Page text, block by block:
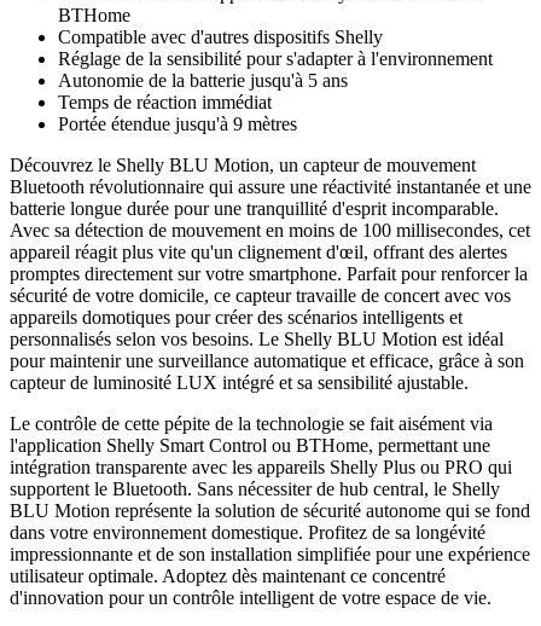
BTHome
Compatible avec d'autres dispositifs Shelly
Réglage de la sensibilité pour s'adapter à l'environnement
Autonomie de la batterie jusqu'à 5 ans
Temps de réaction immédiat
Portée étendue jusqu'à 9 mètres
Découvrez le Shelly BLU Motion, un capteur de mouvement
Bluetooth révolutionnaire qui assure une réactivité instantanée et une
batterie longue durée pour une tranquillité d'esprit incomparable.
Avec sa détection de mouvement en moins de 100 millisecondes, cet
appareil réagit plus vite qu'un clignement d'œil, offrant des alertes
promptes directement sur votre smartphone. Parfait pour renforcer la
sécurité de votre domicile, ce capteur travaille de concert avec vos
appareils domotiques pour créer des scénarios intelligents et
personnalisés selon vos besoins. Le Shelly BLU Motion est idéal
pour maintenir une surveillance automatique et efficace, grâce à son
capteur de luminosité LUX intégré et sa sensibilité ajustable.
Le contrôle de cette pépite de la technologie se fait aisément via
l'application Shelly Smart Control ou BTHome, permettant une
intégration transparente avec les appareils Shelly Plus ou PRO qui
supportent le Bluetooth. Sans nécessiter de hub central, le Shelly
BLU Motion représente la solution de sécurité autonome qui se fond
dans votre environnement domestique. Profitez de sa longévité
impressionnante et de son installation simplifiée pour une expérience
utilisateur optimale. Adoptez dès maintenant ce concentré
d'innovation pour un contrôle intelligent de votre espace de vie.